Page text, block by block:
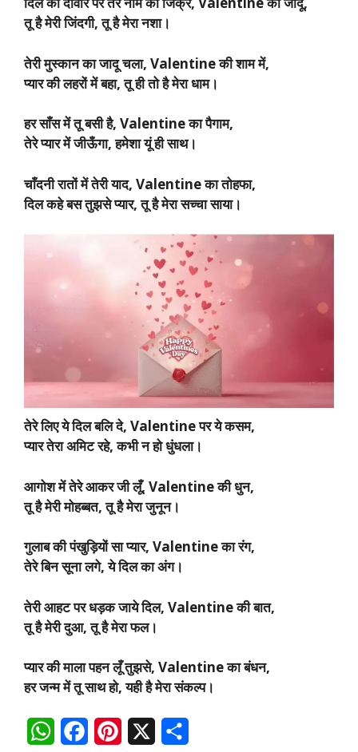
तू है मेरी जिंदगी, तू है मेरा नशा।
तेरी मुस्कान का जादू चला, Valentine की शाम में,
प्यार की लहरों में बहा, तू ही तो है मेरा धाम।
हर साँस में तू बसी है, Valentine का पैगाम,
तेरे प्यार में जीऊँगा, हमेशा यूं ही साथ।
चाँदनी रातों में तेरी याद, Valentine का तोहफा,
दिल कहे बस तुझसे प्यार, तू है मेरा सच्चा साया।
तेरे लिए ये दिल बलि दे, Valentine पर ये कसम,
प्यार तेरा अमिट रहे, कभी न हो धुंधला।
आगोश में तेरे आकर जी लूँ, Valentine की धुन,
तू है मेरी मोहब्बत, तू है मेरा जुनून।
गुलाब की पंखुड़ियों सा प्यार, Valentine का रंग,
तेरे बिन सूना लगे, ये दिल का अंग।
तेरी आहट पर धड़क जाये दिल, Valentine की बात,
तू है मेरी दुआ, तू है मेरा फल।
प्यार की माला पहन लूँ तुझसे, Valentine का बंधन,
हर जन्म में तू साथ हो, यही है मेरा संकल्प।
W